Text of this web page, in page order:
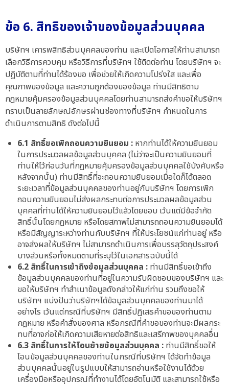
ข้อ 6. สิทธิของเจ้าของข้อมูลส่วนบุคคล
บริษัทฯ เคารพสิทธิส่วนบุคคลของท่าน และเปิดโอกาสให้ท่านสามารถ
เลือกวิธีการควบคุม หรือวิธีการที่บริษัทฯ ใช้ติดต่อท่าน โดยบริษัทฯ จะ
ปฏิบัติตามที่ท่านได้ร้องขอ เพื่อช่วยให้เกิดความโปร่งใส และเพื่อ
คุณภาพของข้อมูล และความถูกต้องของข้อมูล ท่านมีสิทธิตาม
กฎหมายคุ้มครองข้อมูลส่วนบุคคลโดยท่านสามารถส่งคำขอให้บริษัทฯ
ทราบเป็นลายลักษณ์อักษรผ่านช่องทางที่บริษัทฯ กำหนดในการ
ดำเนินการตามสิทธิ ดังต่อไปนี้
6.1 สิทธิ์ขอเพิกถอนความยินยอม : หากท่านได้ให้ความยินยอม
ในการประมวลผลข้อมูลส่วนบุคคล (ไม่ว่าจะเป็นความยินยอมที่
ท่านให้ไว้ก่อนวันที่กฎหมายคุ้มครองข้อมูลส่วนบุคคลใช้บังคับหรือ
หลังจากนั้น) ท่านมีสิทธิ์ที่จะถอนความยินยอมเมื่อใดก็ได้ตลอด
ระยะเวลาที่ข้อมูลส่วนบุคคลของท่านอยู่กับบริษัทฯ โดยการเพิก
ถอนความยินยอมไม่ส่งผลกระทบต่อการประมวลผลข้อมูลส่วน
บุคคลที่ท่านได้ให้ความยินยอมไว้แล้วโดยชอบ เว้นแต่มีข้อจำกัด
สิทธิ์นั้นโดยกฎหมาย หรือโดยสภาพไม่สามารถถอนความยินยอมได้
หรือมีสัญญาระหว่างท่านกับบริษัทฯ ที่ให้ประโยชน์แก่ท่านอยู่ หรือ
อาจส่งผลให้บริษัทฯ ไม่สามารถดำเนินการเพื่อบรรลุวัตถุประสงค์
บางส่วนหรือทั้งหมดตามที่ระบุไว้ในเอกสารฉบับนี้ได้
6.2 สิทธิ์ในการเข้าถึงข้อมูลส่วนบุคคล : ท่านมีสิทธิ์ขอเข้าถึง
ข้อมูลส่วนบุคคลของท่านที่อยู่ในความรับผิดชอบของบริษัทฯ และ
ขอให้บริษัทฯ ทำสำเนาข้อมูลดังกล่าวให้แก่ท่าน รวมถึงขอให้
บริษัทฯ แบ่งปันว่าบริษัทฯได้ข้อมูลส่วนบุคคลของท่านมาได้
อย่างไร เว้นแต่กรณีที่บริษัทฯ มีสิทธิ์ปฏิเสธคำขอของท่านตาม
กฎหมาย หรือคำสั่งของศาล หรือกรณีที่คำขอของท่านจะมีผลกระ
ทบที่อาจก่อให้เกิดความเสียหายต่อสิทธิและเสรีภาพของบุคคลอื่น
6.3 สิทธิ์ในการให้โอนย้ายข้อมูลส่วนบุคคล : ท่านมีสิทธิ์ขอให้
โอนข้อมูลส่วนบุคคลของท่านในกรณีที่บริษัทฯ ได้จัดทำข้อมูล
ส่วนบุคคลนั้นอยู่ในรูปแบบให้สามารถอ่านหรือใช้งานได้ด้วย
เครื่องมือหรืออุปกรณ์ที่ทำงานได้โดยอัตโนมัติ และสามารถใช้หรือ